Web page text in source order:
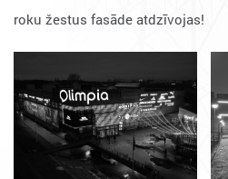
roku žestus fasāde atdzīvojas!